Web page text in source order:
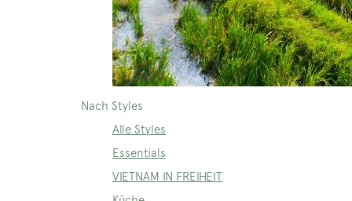
Nach Styles
Alle Styles
Essentials
VIETNAM IN FREIHEIT